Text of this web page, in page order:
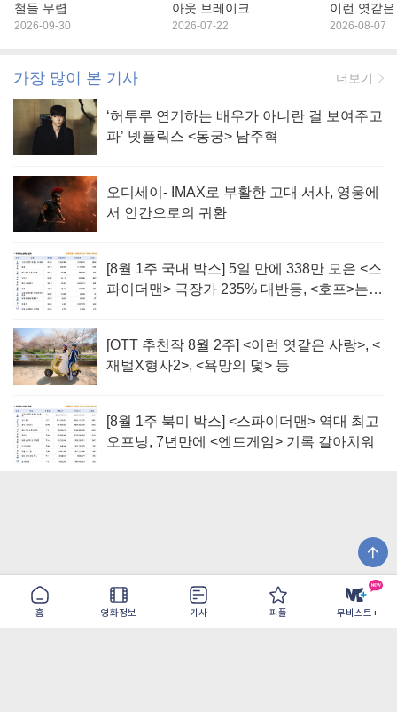
홈 영화정보 기사 피플 무비스트+
철들 무렵
2026-09-30
아웃 브레이크
2026-07-22
이런 엿같
2026-08-07
가장 많이 본 기사 더보기
‘허투루 연기하는 배우가 아니란 걸 보여주고
파’ 넷플릭스 <동궁> 남주혁
오디세이- IMAX로 부활한 고대 서사, 영웅에
서 인간으로의 귀환
[8월 1주 국내 박스] 5일 만에 338만 모은 <스
파이더맨> 극장가 235% 대반등, <호프>는
[OTT 추천작 8월 2주] <이런 엿같은 사랑>, <
재벌X형사2>, <욕망의 덫> 등
[8월 1주 북미 박스] <스파이더맨> 역대 최고
오프닝, 7년만에 <엔드게임> 기록 갈아치워